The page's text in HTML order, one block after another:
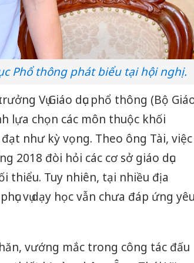
Phổ thông phát biểu tại hội nghị.
Vụ Giáo dục phổ thông (Bộ
lựa chọn các môn thuộc khối
như kỳ vọng. Theo ông Tài, việc
2018 đòi hỏi các cơ sở giáo dục
thiểu. Tuy nhiên, tại nhiều địa
vụ dạy học vẫn chưa đáp ứng
vướng mắc trong công tác đấu